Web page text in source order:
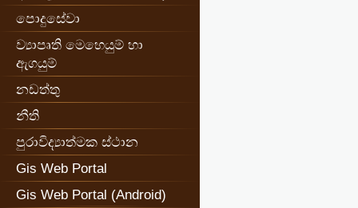
පොදුසේවා
ව්‍යාපෘති මෙහෙයුම් හා
ඇගයුම්
නඩත්තු
නීති
පුරාවිද්‍යාත්මක ස්ථාන
Gis Web Portal
Gis Web Portal (Android)